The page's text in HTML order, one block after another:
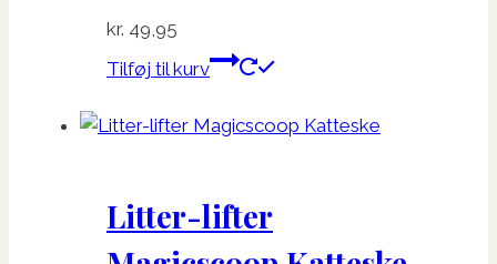
kr. 49,95
Tilføj til kurv
Litter-lifter